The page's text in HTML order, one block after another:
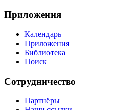
Приложения
Календарь
Приложения
Библиотека
Поиск
Сотрудничество
Партнёры